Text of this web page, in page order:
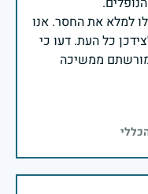
למלא את החסר. אנו
כל העת. דעו כי
ממשיכה